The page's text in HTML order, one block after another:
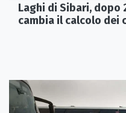
Laghi di Sibari,
cambia il calcolo